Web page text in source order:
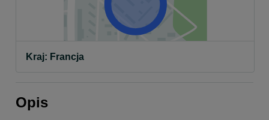
Kraj: Francja
Opis